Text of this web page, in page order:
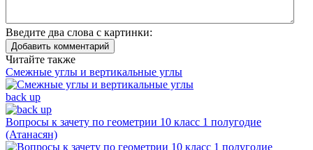
Введите два слова с картинки:
Добавить комментарий
Читайте также
Смежные углы и вертикальные углы
back up
Вопросы к зачету по геометрии 10 класс 1 полугодие
(Атанасян)